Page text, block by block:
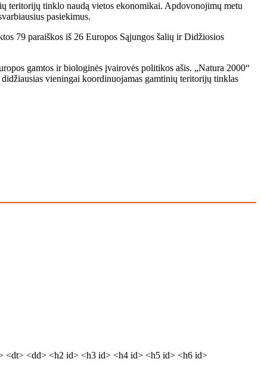
teritorijų tinklo naudą vietos ekonomikai. Apdovonojimų metu
pasiekimus.
79 paraiškos iš 26 Europos Sąjungos šalių ir Didžiosios
gamtos ir biologinės įvairovės politikos ašis. „Natura 2000“
vieningai koordinuojamas gamtinių teritorijų tinklas
<dt> <dd> <h2 id> <h3 id> <h4 id> <h5 id> <h6 id>